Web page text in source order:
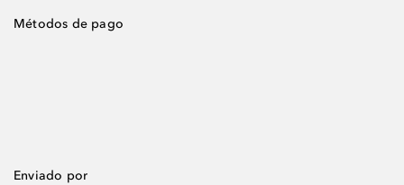
Métodos de pago
Enviado por